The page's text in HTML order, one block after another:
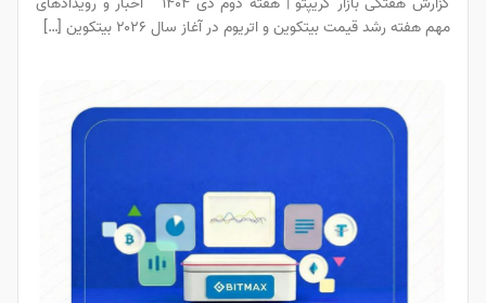
مهم هفته رشد قیمت بیتکوین و اتریوم در آغاز سال ۲۰۲۶ بیتکوین […]